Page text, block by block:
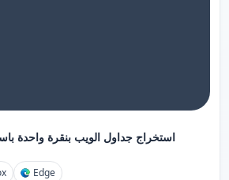
استخراج جداول الويب بنقرة واحدة
Edge